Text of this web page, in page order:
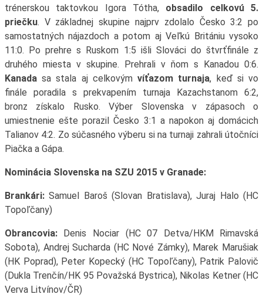
trénerskou taktovkou Igora Tótha, obsadilo celkovú 5.
priečku. V základnej skupine najprv zdolalo Česko 3:2 po
samostatných nájazdoch a potom aj Veľkú Britániu vysoko
11:0. Po prehre s Ruskom 1:5 išli Slováci do štvrťfinále z
druhého miesta v skupine. Prehrali v ňom s Kanadou 0:6.
Kanadasa stala aj celkovýmvíťazom turnaja, keď si vo
finále poradila s prekvapením turnaja Kazachstanom 6:2,
bronz získalo Rusko. Výber Slovenska v zápasoch o
umiestnenie ešte porazil Česko 3:1 a napokon aj domácich
Talianov 4:2. Zo súčasného výberu si na turnaji zahrali útočníci
Piačka a Gápa.
Nominácia Slovenska na SZU 2015 v Granade:
Brankári:Samuel Baroš (Slovan Bratislava), Juraj Halo (HC
Topoľčany)
Obrancovia:Denis Nociar (HC 07 Detva/HKM Rimavská
Sobota), Andrej Sucharda (HC Nové Zámky), Marek Marušiak
(HK Poprad), Peter Kopecký (HC Topoľčany), Patrik Palovič
(Dukla Trenčín/HK 95 Považská Bystrica), Nikolas Ketner (HC
Verva Litvínov/ČR)